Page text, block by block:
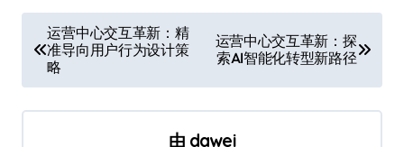
章
导
航
运营中心交互革新：精
准导向用户行为设计策
略
运营中心交互革新：探
索AI智能化转型新路径
由 dawei